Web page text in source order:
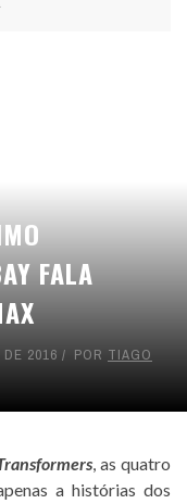
FALA
2016 POR TIAGO
, as quatro
a histórias dos